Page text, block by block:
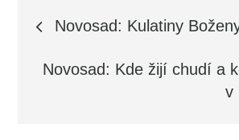
Navigace
pro
Novosad: Kulatiny
Novosad: Kde žijí chudí a
v